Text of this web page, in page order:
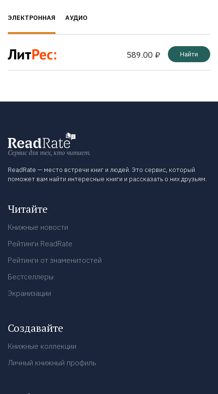
ЭЛЕКТРОННАЯ АУДИО
589.00 ₽ Найти
Сервис для тех, кто читает.
ReadRate — место встречи книг и людей. Это сервис, который
поможет вам найти интересные книги и рассказать о них друзьям.
Читайте
Книжные новости
Рейтинги ReadRate
Рейтинги от знаменитостей
Бестселлеры
Экранизации
Создавайте
Книжные коллекции
Личный книжный профиль